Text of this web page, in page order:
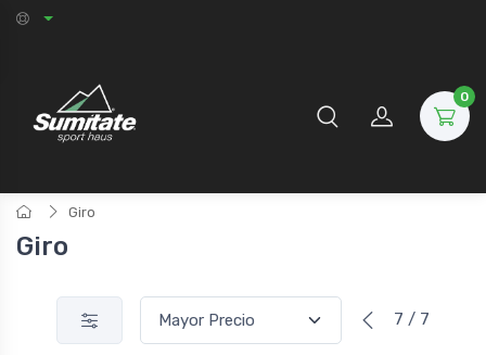
0
Giro
Giro
7 / 7